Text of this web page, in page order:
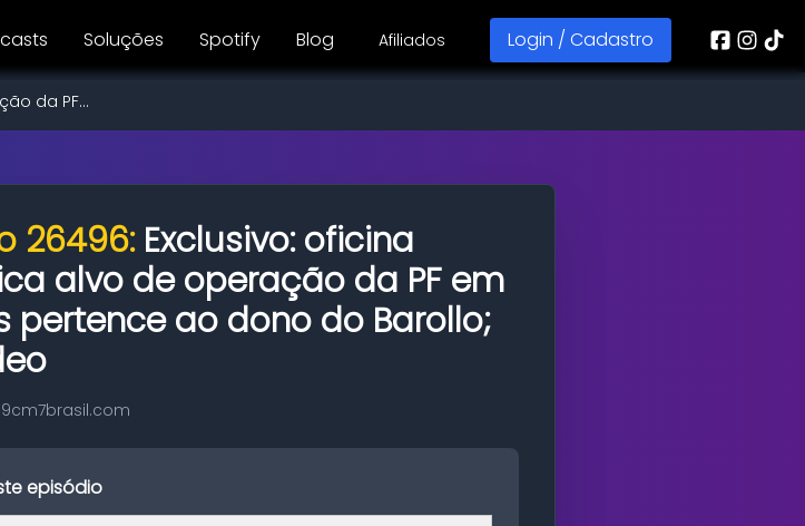
Soluções Spotify Blog Afiliados Login / Cadastro
da PF...
26496: Exclusivo: oficina
alvo de operação da PF em
pertence ao dono do Barollo;
cm7brasil.com
episódio